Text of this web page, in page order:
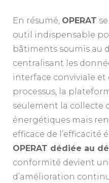
En résumé, OPERAT
outil indispensable
bâtiments soumis au
centralisant les
interface conviviale
processus, la
seulement la collecte
énergétiques mais
efficace de l’efficacité
OPERAT dédiée au
conformité devient
d’amélioration